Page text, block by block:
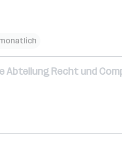
Recht und